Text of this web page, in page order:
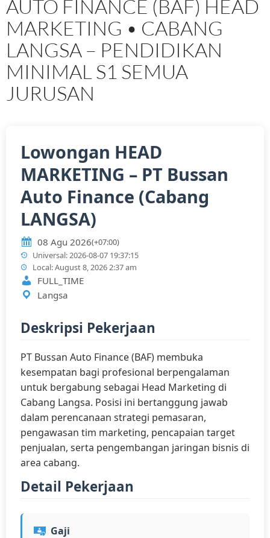
AUTO FINANCE (BAF) HEAD
MARKETING • CABANG
LANGSA – PENDIDIKAN
MINIMAL S1 SEMUA
JURUSAN
Lowongan HEAD
MARKETING – PT Bussan
Auto Finance (Cabang
LANGSA)
08 Agu 2026(+07:00)
Universal: 2026-08-07 19:37:15
Local: August 8, 2026 2:37 am
FULL_TIME
Langsa
Deskripsi Pekerjaan
PT Bussan Auto Finance (BAF) membuka
kesempatan bagi profesional berpengalaman
untuk bergabung sebagai Head Marketing di
Cabang Langsa. Posisi ini bertanggung jawab
dalam perencanaan strategi pemasaran,
pengawasan tim marketing, pencapaian target
penjualan, serta pengembangan jaringan bisnis di
area cabang.
Detail Pekerjaan
Gaji